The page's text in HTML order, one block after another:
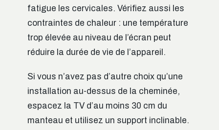
fatigue les cervicales. Vérifiez aussi les
contraintes de chaleur : une température
trop élevée au niveau de l’écran peut
réduire la durée de vie de l’appareil.
Si vous n’avez pas d’autre choix qu’une
installation au-dessus de la cheminée,
espacez la TV d’au moins 30 cm du
manteau et utilisez un support inclinable.